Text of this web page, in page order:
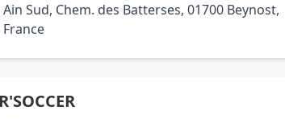
Ain Sud, Chem. des Batterses, 01700 Beynost,
France